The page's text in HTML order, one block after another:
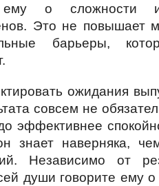
о сложности и
Это не повышает
барьеры,
ожидания
совсем не
эффективнее
знает наверняка,
Независимо от
души говорите ему